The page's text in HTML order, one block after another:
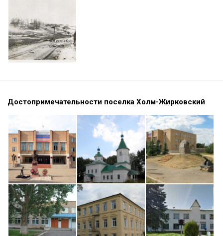
Достопримечательности поселка Холм-Жирковский